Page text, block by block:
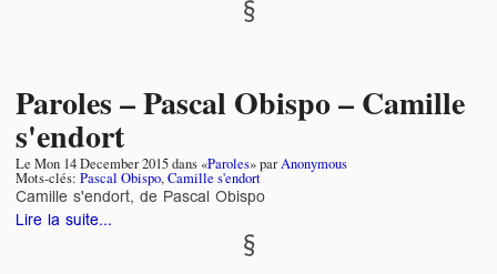
Paroles – Pascal Obispo – Camille
s'endort
Le Mon 14 December 2015dans «Paroles» parAnonymous
Mots-clés: Pascal Obispo,Camille s'endort
Camille s'endort, de Pascal Obispo
Lire la suite...